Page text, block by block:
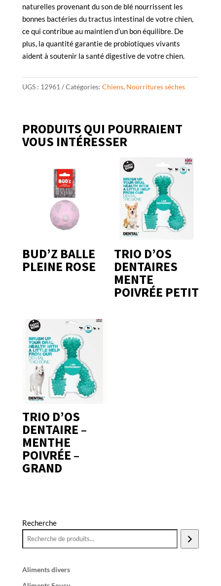
naturelles provenant du son de blé nourrissent les
bonnes bactéries du tractus intestinal de votre chien,
ce qui contribue au maintien d’un bon équilibre. De
plus, la quantité garantie de probiotiques vivants
aident à soutenir la santé digestive de votre chien.
UGS : 12961 Catégories: Chiens, Nourritures sèches
PRODUITS QUI POURRAIENT
VOUS INTÉRESSER
BUD’Z BALLE
PLEINE ROSE
TRIO D’OS
DENTAIRES
MENTE
POIVRÉE PETIT
TRIO D’OS
DENTAIRE –
MENTHE
POIVRÉE –
GRAND
Recherche
Aliments divers